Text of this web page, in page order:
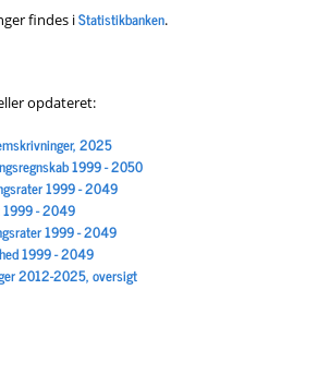
findes iStatistikbanken.
opdateret:
2025
1999 - 2050
1999 - 2049
1999 - 2049
1999 - 2049
1999 - 2049
2012-2025, oversigt